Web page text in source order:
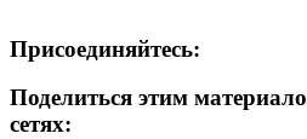
Присоединяйтесь:
Поделиться этим
сетях: